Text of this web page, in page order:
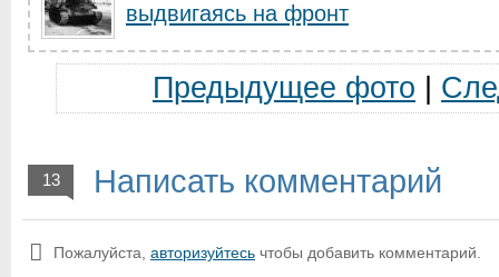
выдвигаясь на фронт
Предыдущее фото
13 Написать комментарий
Пожалуйста, авторизуйтесь чтобы добавить комментарий.